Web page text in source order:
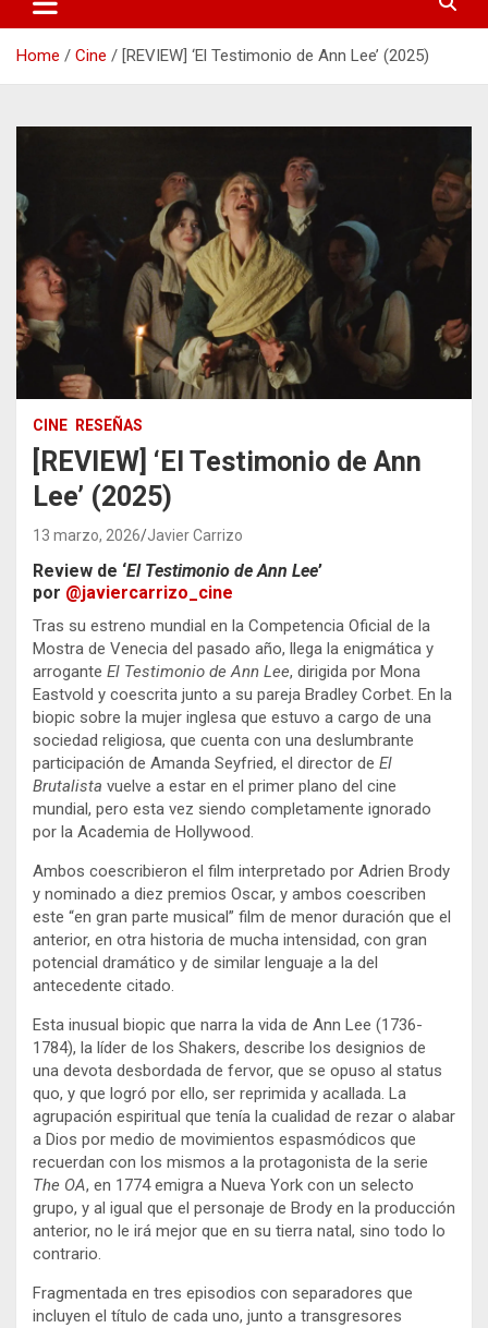
Home Cine [REVIEW] ‘El Testimonio de Ann Lee’ (2025)
CINE RESEÑAS
[REVIEW] ‘El Testimonio de Ann
Lee’ (2025)
13 marzo, 2026 Javier Carrizo
Review de ‘El Testimonio de Ann Lee’
por @javiercarrizo_cine
Tras su estreno mundial en la Competencia Oficial de la
Mostra de Venecia del pasado año, llega la enigmática y
arrogante El Testimonio de Ann Lee, dirigida por Mona
Eastvold y coescrita junto a su pareja Bradley Corbet. En la
biopic sobre la mujer inglesa que estuvo a cargo de una
sociedad religiosa, que cuenta con una deslumbrante
participación de Amanda Seyfried, el director de El
Brutalista vuelve a estar en el primer plano del cine
mundial, pero esta vez siendo completamente ignorado
por la Academia de Hollywood.
Ambos coescribieron el film interpretado por Adrien Brody
y nominado a diez premios Oscar, y ambos coescriben
este “en gran parte musical” film de menor duración que el
anterior, en otra historia de mucha intensidad, con gran
potencial dramático y de similar lenguaje a la del
antecedente citado.
Esta inusual biopic que narra la vida de Ann Lee (1736-
1784), la líder de los Shakers, describe los designios de
una devota desbordada de fervor, que se opuso al status
quo, y que logró por ello, ser reprimida y acallada. La
agrupación espiritual que tenía la cualidad de rezar o alabar
a Dios por medio de movimientos espasmódicos que
recuerdan con los mismos a la protagonista de la serie
The OA, en 1774 emigra a Nueva York con un selecto
grupo, y al igual que el personaje de Brody en la producción
anterior, no le irá mejor que en su tierra natal, sino todo lo
contrario.
Fragmentada en tres episodios con separadores que
incluyen el título de cada uno, junto a transgresores